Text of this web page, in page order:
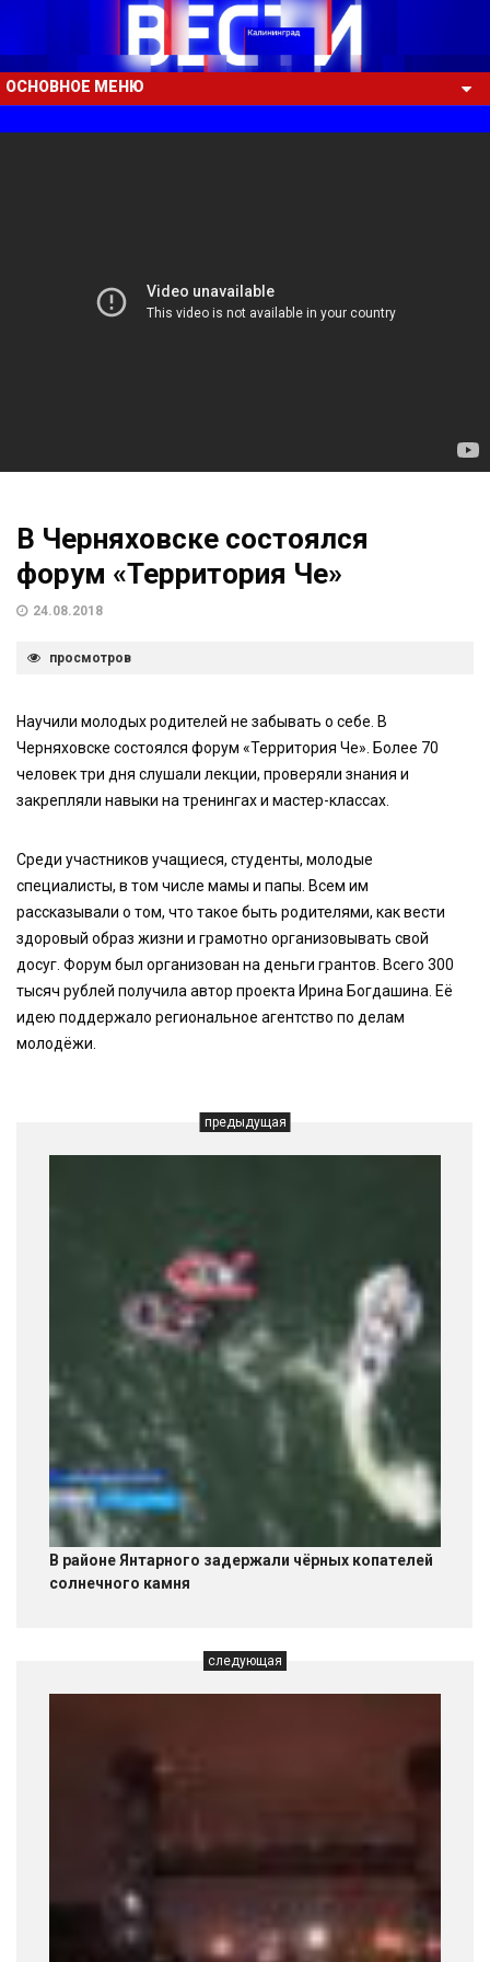
ОСНОВНОЕ МЕНЮ
В Черняховске состоялся
форум «Территория Че»
24.08.2018
просмотров
Научили молодых родителей не забывать о себе. В
Черняховске состоялся форум «Территория Че». Более 70
человек три дня слушали лекции, проверяли знания и
закрепляли навыки на тренингах и мастер-классах.
Среди участников учащиеся, студенты, молодые
специалисты, в том числе мамы и папы. Всем им
рассказывали о том, что такое быть родителями, как вести
здоровый образ жизни и грамотно организовывать свой
досуг. Форум был организован на деньги грантов. Всего 300
тысяч рублей получила автор проекта Ирина Богдашина. Её
идею поддержало региональное агентство по делам
молодёжи.
предыдущая
В районе Янтарного задержали чёрных копателей
солнечного камня
следующая